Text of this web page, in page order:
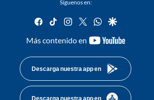
Síguenos en:
facebook
tiktok instagram
twitterwhatsapp
google
Más contenido en
youtube-
Descarga nuestra app en
Descarga nuestra app en